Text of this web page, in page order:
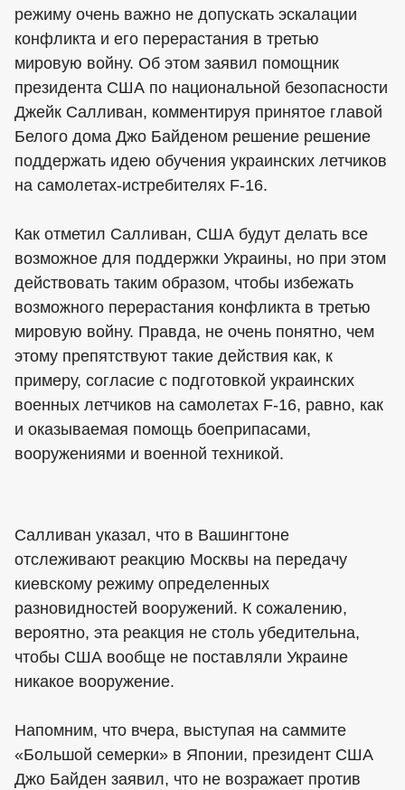
режиму очень важно не допускать эскалации
конфликта и его перерастания в третью
мировую войну. Об этом заявил помощник
президента США по национальной безопасности
Джейк Салливан, комментируя принятое главой
Белого дома Джо Байденом решение решение
поддержать идею обучения украинских летчиков
на самолетах-истребителях F-16.
Как отметил Салливан, США будут делать все
возможное для поддержки Украины, но при этом
действовать таким образом, чтобы избежать
возможного перерастания конфликта в третью
мировую войну. Правда, не очень понятно, чем
этому препятствуют такие действия как, к
примеру, согласие с подготовкой украинских
военных летчиков на самолетах F-16, равно, как
и оказываемая помощь боеприпасами,
вооружениями и военной техникой.
Салливан указал, что в Вашингтоне
отслеживают реакцию Москвы на передачу
киевскому режиму определенных
разновидностей вооружений. К сожалению,
вероятно, эта реакция не столь убедительна,
чтобы США вообще не поставляли Украине
никакое вооружение.
Напомним, что вчера, выступая на саммите
«Большой семерки» в Японии, президент США
Джо Байден заявил, что не возражает против